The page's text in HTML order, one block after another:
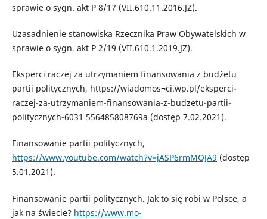
sprawie o sygn. akt P 8/17 (VII.610.11.2016.JZ).
Uzasadnienie stanowiska Rzecznika Praw Obywatelskich w
sprawie o sygn. akt P 2/19 (VII.610.1.2019.JZ).
Eksperci raczej za utrzymaniem finansowania z budżetu
partii politycznych, https://wiadomos¬ci.wp.pl/eksperci-
raczej-za-utrzymaniem-finansowania-z-budzetu-partii-
politycznych-6031 556485808769a (dostęp 7.02.2021).
Finansowanie partii politycznych,
https://www.youtube.com/watch?v=jASP6rmMOJA9 (dostęp
5.01.2021).
Finansowanie partii politycznych. Jak to się robi w Polsce, a
jak na świecie? https://www.mo-